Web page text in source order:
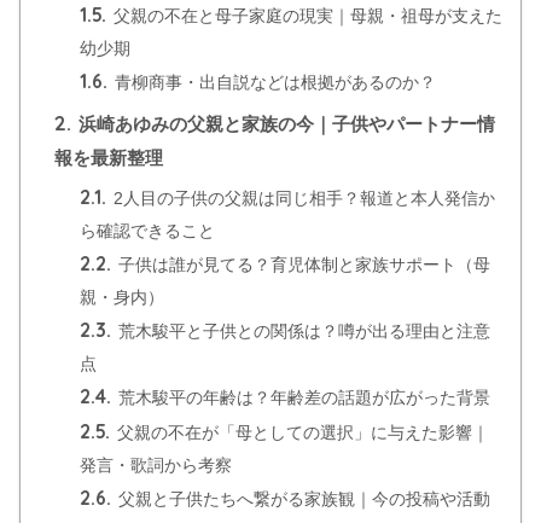
1.5. 父親の不在と母子家庭の現実｜母親・祖母が支えた
幼少期
1.6. 青柳商事・出自説などは根拠があるのか？
2. 浜崎あゆみの父親と家族の今｜子供やパートナー情
報を最新整理
2.1. 2人目の子供の父親は同じ相手？報道と本人発信か
ら確認できること
2.2. 子供は誰が見てる？育児体制と家族サポート（母
親・身内）
2.3. 荒木駿平と子供との関係は？噂が出る理由と注意
点
2.4. 荒木駿平の年齢は？年齢差の話題が広がった背景
2.5. 父親の不在が「母としての選択」に与えた影響｜
発言・歌詞から考察
2.6. 父親と子供たちへ繋がる家族観｜今の投稿や活動